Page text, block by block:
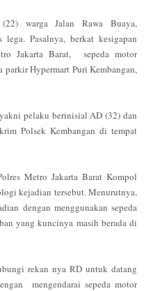
warga Jalan Rawa Buaya,
lega. Pasalnya, berkat kesigapan
Jakarta Barat, sepeda motor
Hypermart Puri Kembangan,
pelaku berinisial AD (32) dan
Polsek Kembangan di tempat
Metro Jakarta Barat Kompol
kejadian tersebut. Menurutnya,
dengan menggunakan sepeda
yang kuncinya masih berada di
rekan nya RD untuk datang
mengendarai sepeda motor